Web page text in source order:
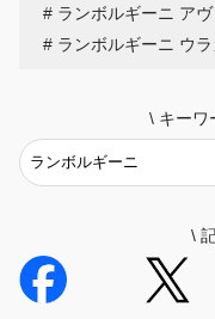
ランボルギーニ ア
ランボルギーニ ウラ
\ キーワ
\